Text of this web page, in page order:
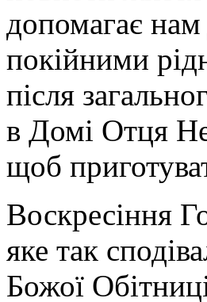
допомагає
покійними
після
в Домі Отця
щоб
Воскресіння
яке так
Божої